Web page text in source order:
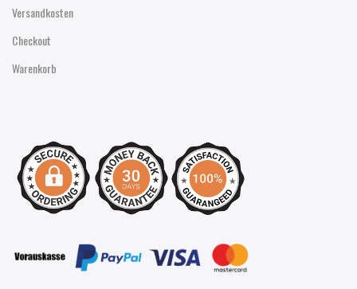
Versandkosten
Checkout
Warenkorb